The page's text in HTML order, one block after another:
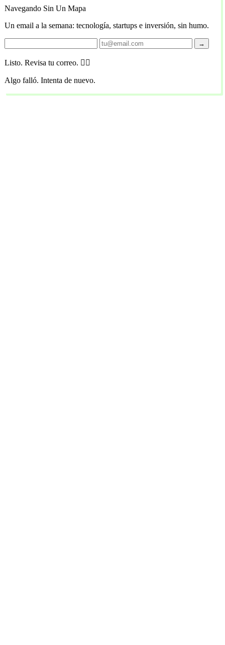
Navegando Sin Un Mapa
Un email a la semana: tecnología, startups e inversión, sin humo.
→
Listo. Revisa tu correo. 🏴‍☠️
Algo falló. Intenta de nuevo.